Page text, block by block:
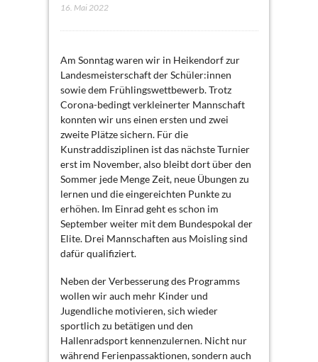
16. Mai 2022
Am Sonntag waren wir in Heikendorf zur
Landesmeisterschaft der Schüler:innen
sowie dem Frühlingswettbewerb. Trotz
Corona-bedingt verkleinerter Mannschaft
konnten wir uns einen ersten und zwei
zweite Plätze sichern. Für die
Kunstraddisziplinen ist das nächste Turnier
erst im November, also bleibt dort über den
Sommer jede Menge Zeit, neue Übungen zu
lernen und die eingereichten Punkte zu
erhöhen. Im Einrad geht es schon im
September weiter mit dem Bundespokal der
Elite. Drei Mannschaften aus Moisling sind
dafür qualifiziert.
Neben der Verbesserung des Programms
wollen wir auch mehr Kinder und
Jugendliche motivieren, sich wieder
sportlich zu betätigen und den
Hallenradsport kennenzulernen. Nicht nur
während Ferienpassaktionen, sondern auch